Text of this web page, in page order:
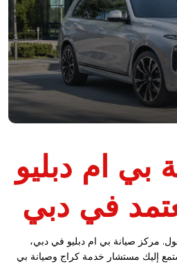
بي ام دبليو
في دبي
مركز صيانة بي ام دبليو في دبي،
إليك مستشار خدمة كراج وصيانة بي